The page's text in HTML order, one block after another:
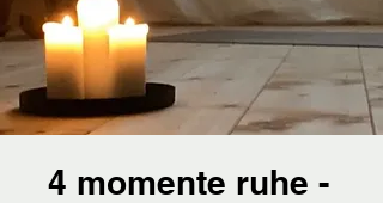
4 momente ruhe -